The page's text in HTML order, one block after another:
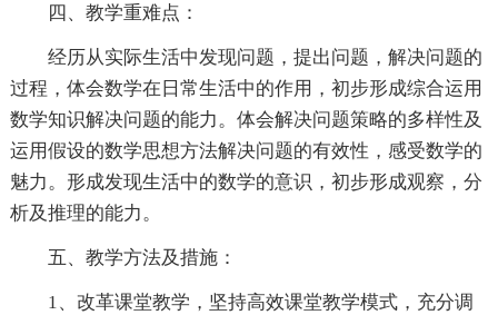
四、教学重难点：
经历从实际生活中发现问题，提出问题，解决问题的
过程，体会数学在日常生活中的作用，初步形成综合运用
数学知识解决问题的能力。体会解决问题策略的多样性及
运用假设的数学思想方法解决问题的有效性，感受数学的
魅力。形成发现生活中的数学的意识，初步形成观察，分
析及推理的能力。
五、教学方法及措施：
1、改革课堂教学，坚持高效课堂教学模式，充分调